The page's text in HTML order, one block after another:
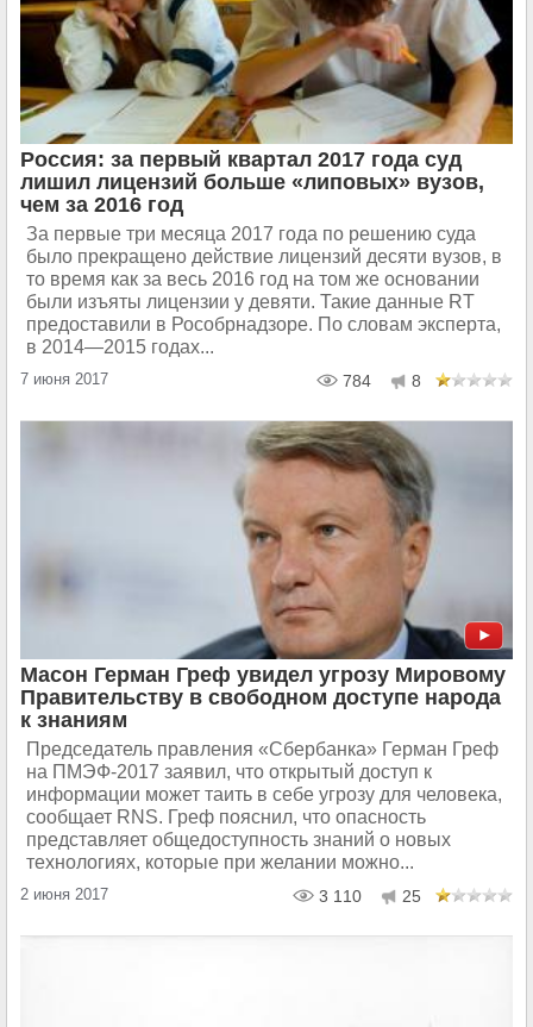
Россия: за первый квартал 2017 года суд
лишил лицензий больше «липовых» вузов,
чем за 2016 год
За первые три месяца 2017 года по решению суда
было прекращено действие лицензий десяти вузов, в
то время как за весь 2016 год на том же основании
были изъяты лицензии у девяти. Такие данные RT
предоставили в Рособрнадзоре. По словам эксперта,
в 2014—2015 годах...
7 июня 2017 784 8
Масон Герман Греф увидел угрозу Мировому
Правительству в свободном доступе народа
к знаниям
Председатель правления «Сбербанка» Герман Греф
на ПМЭФ-2017 заявил, что открытый доступ к
информации может таить в себе угрозу для человека,
сообщает RNS. Греф пояснил, что опасность
представляет общедоступность знаний о новых
технологиях, которые при желании можно...
2 июня 2017 3 110 25